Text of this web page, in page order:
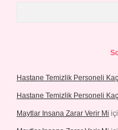
Hastane Temizlik Personeli
Hastane Temizlik Personeli
Maytlar Insana Zarar Verir Mi